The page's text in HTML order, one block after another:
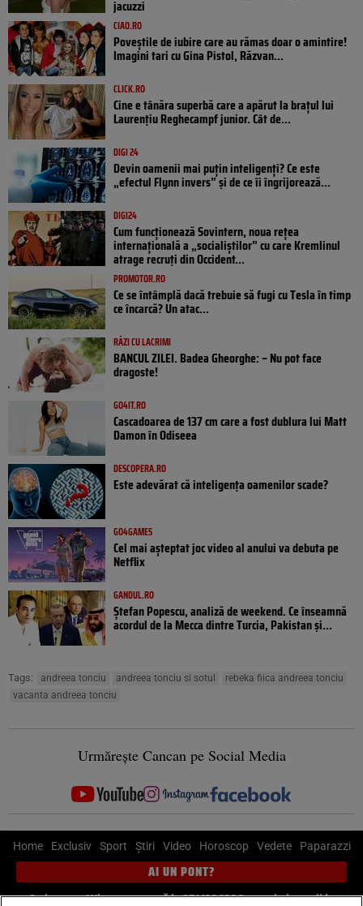
jacuzzi
CIAO.RO
Poveştile de iubire care au rămas doar o amintire!
Imagini tari cu Gina Pistol, Răzvan...
CLICK.RO
Cine e tânăra superbă care a apărut la brațul lui
Laurențiu Reghecampf junior. Cât de...
DIGI 24
Devin oamenii mai puțin inteligenți? Ce este
„efectul Flynn invers” și de ce îi îngrijorează...
DIGI24
Cum funcționează Sovintern, noua rețea
internațională a „socialiștilor” cu care Kremlinul
atrage recruți din Occident...
PROMOTOR.RO
Ce se întâmplă dacă trebuie să fugi cu Tesla în timp
ce încarcă? Un atac...
RÂZI CU LACRIMI
BANCUL ZILEI. Badea Gheorghe: – Nu pot face
dragoste!
GO4IT.RO
Cascadoarea de 137 cm care a fost dublura lui Matt
Damon în Odiseea
DESCOPERA.RO
Este adevărat că inteligența oamenilor scade?
GO4GAMES
Cel mai așteptat joc video al anului va debuta pe
Netflix
GANDUL.RO
Ștefan Popescu, analiză de weekend. Ce înseamnă
acordul de la Mecca dintre Turcia, Pakistan şi...
Tags: andreea tonciu andreea tonciu si sotul
rebeka fiica andreea tonciu
vacanta andreea tonciu
Urmărește Cancan pe Social Media
Home Exclusiv Sport Știri Video Horoscop Vedete Paparazzi
AI UN PONT?
Scrie-ne pe Whatsapp, sună la 0741226226 sau trimite mail la